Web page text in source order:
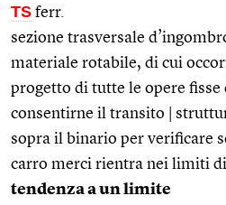
TS ferr.
sezione trasversale
materiale rotabile, di cui
progetto di tutte le opere
consentirne il transito |
sopra il binario per verificare
carro merci rientra nei limiti di
tendenza a un limite